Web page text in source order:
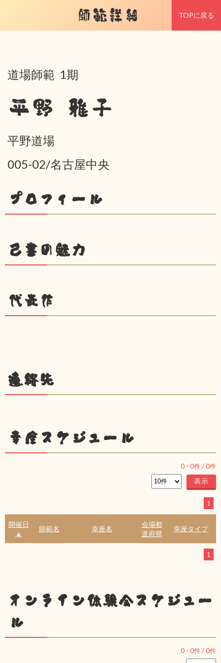
師範詳細 TOPに戻る
道場師範 1期
平野 雅子
平野道場
005-02/名古屋中央
プロフィール
己書の魅力
代表作
連絡先
幸座スケジュール
0 - 0件 /0件
1
開催日
▲
師範名 幸座名
会場都
道府県
幸座タイプ
1
オンライン体験会スケジュー
ル
0 - 0件 /0件